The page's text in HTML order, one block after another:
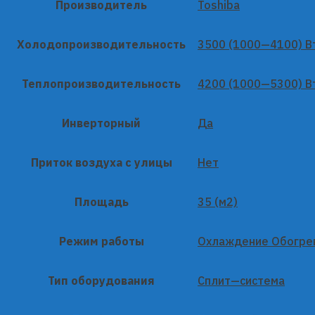
Производитель Toshiba
Холодопроизводительность 3500 (1000—4100)
Теплопроизводительность 4200 (1000—5300)
Инверторный Да
Приток воздуха с улицы Нет
Площадь 35 (м2)
Режим работы Охлаждение
Тип оборудования Сплит—система